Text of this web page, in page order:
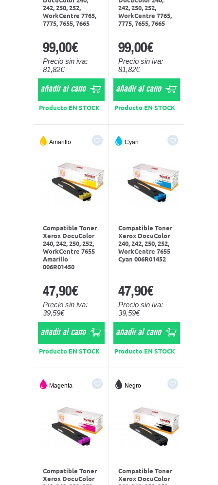
Producto EN STOCK
242, 250, 252,
WorkCentre 7765,
7775, 7655, 7665
Color 013R00603
99,00€
Precio sin iva:
81,82€
añadir al carro
Producto EN STOCK
242, 250, 252,
WorkCentre 7765,
7775, 7655, 7665
99,00€
Precio sin iva:
81,82€
añadir al carro
Producto EN STOCK
Amarillo
Compatible Toner
Xerox DocuColor
240, 242, 250, 252,
WorkCentre 7655
Amarillo
006R01450
47,90€
Precio sin iva:
39,59€
añadir al carro
Producto EN STOCK
Cyan
Compatible Toner
Xerox DocuColor
240, 242, 250, 252,
WorkCentre 7655
Cyan 006R01452
47,90€
Precio sin iva:
39,59€
añadir al carro
Magenta
Compatible Toner
Xerox DocuColor
Negro
Compatible Toner
Xerox DocuColor